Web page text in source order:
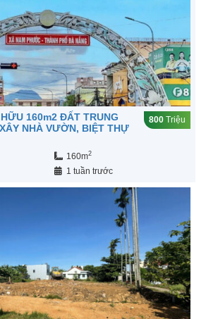
160m2 ĐẤT TRUNG
NHÀ VƯỜN, BIỆT THỰ
800 Triệu
160m2
1 tuần trước